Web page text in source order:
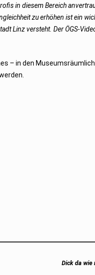
in diesem Bereich
zu erhöhen ist ein
Linz versteht. Der ÖGS-
– in den
Next
Dick da wie